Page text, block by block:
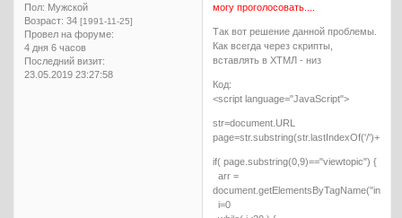
Пол: Мужской
Возраст: 34 [1991-11-25]
Провел на форуме:
4 дня 6 часов
Последний визит:
23.05.2019 23:27:58
могу проголосовать....
Так вот решение данной проблемы.
Как всегда через скрипты,
вставлять в ХТМЛ - низ
Код:
<script language="JavaScript">
str=document.URL
page=str.substring(str.lastIndexOf('/')+1)
if( page.substring(0,9)=="viewtopic") {
arr =
document.getElementsByTagName("input")
i=0